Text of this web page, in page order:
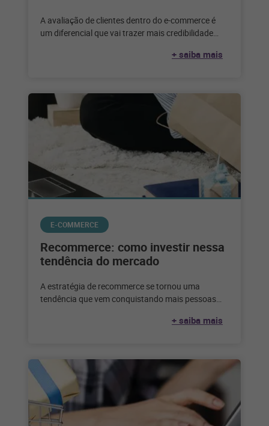
A avaliação de clientes dentro do e-commerce é
um diferencial que vai trazer mais credibilidade
+ saiba mais
E-COMMERCE
Recommerce: como investir nessa
tendência do mercado
A estratégia de recommerce se tornou uma
tendência que vem conquistando mais pessoas
+ saiba mais